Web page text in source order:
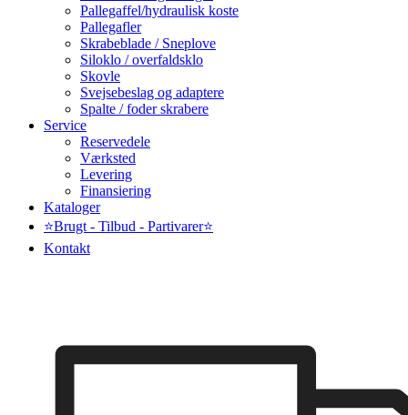
Pallegaffel/hydraulisk koste
Pallegafler
Skrabeblade / Sneplove
Siloklo / overfaldsklo
Skovle
Svejsebeslag og adaptere
Spalte / foder skrabere
Service
Reservedele
Værksted
Levering
Finansiering
Kataloger
⭐Brugt - Tilbud - Partivarer⭐
Kontakt